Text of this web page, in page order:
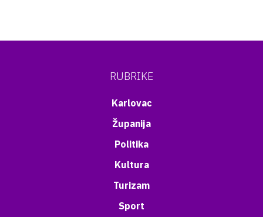
RUBRIKE
Karlovac
Županija
Politika
Kultura
Turizam
Sport